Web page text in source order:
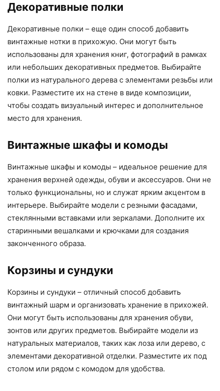
Декоративные полки
Декоративные полки – еще один способ добавить
винтажные нотки в прихожую. Они могут быть
использованы для хранения книг, фотографий в рамках
или небольших декоративных предметов. Выбирайте
полки из натурального дерева с элементами резьбы или
ковки. Разместите их на стене в виде композиции,
чтобы создать визуальный интерес и дополнительное
место для хранения.
Винтажные шкафы и комоды
Винтажные шкафы и комоды – идеальное решение для
хранения верхней одежды, обуви и аксессуаров. Они не
только функциональны, но и служат ярким акцентом в
интерьере. Выбирайте модели с резными фасадами,
стеклянными вставками или зеркалами. Дополните их
старинными вешалками и крючками для создания
законченного образа.
Корзины и сундуки
Корзины и сундуки – отличный способ добавить
винтажный шарм и организовать хранение в прихожей.
Они могут быть использованы для хранения обуви,
зонтов или других предметов. Выбирайте модели из
натуральных материалов, таких как лоза или дерево, с
элементами декоративной отделки. Разместите их под
столом или рядом с комодом для удобства.